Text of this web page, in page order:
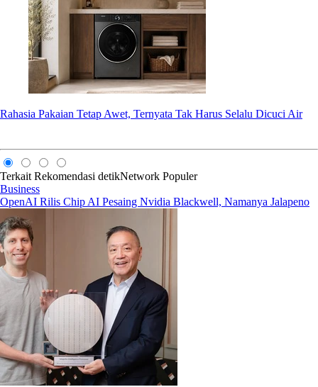
Rahasia Pakaian Tetap Awet, Ternyata Tak Harus Selalu Dicuci Air
Terkait Rekomendasi detikNetwork Populer
Business
OpenAI Rilis Chip AI Pesaing Nvidia Blackwell, Namanya Jalapeno